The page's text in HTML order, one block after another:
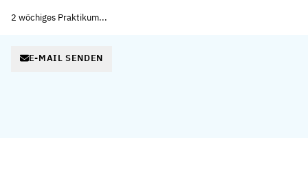
2 wöchiges Praktikum...
E-MAIL SENDEN